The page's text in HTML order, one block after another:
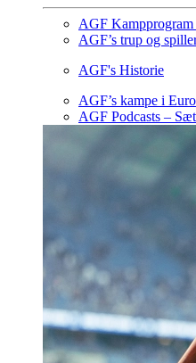
AGF
AGF’s trup og
AGF's Historie
AGF’s kampe i
AGF Podcasts –